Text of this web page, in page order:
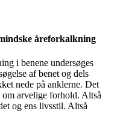
åreforkalkning
i benene undersøges
af benet og dels
nede på anklerne. Det
arvelige forhold. Altså
og ens livsstil. Altså